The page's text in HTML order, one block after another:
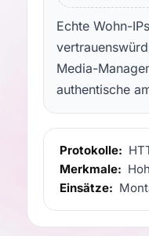
Echte Wohn-
Media-
authentische
Protokolle:
Merkmale:
Einsätze: